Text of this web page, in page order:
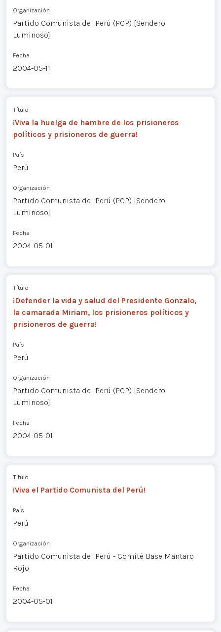
Organización
Partido Comunista del Perú (PCP) [Sendero
Luminoso]
Fecha
2004-05-11
Título
¡Viva la huelga de hambre de los prisioneros
políticos y prisioneros de guerra!
País
Perú
Organización
Partido Comunista del Perú (PCP) [Sendero
Luminoso]
Fecha
2004-05-01
Título
¡Defender la vida y salud del Presidente Gonzalo,
la camarada Miriam, los prisioneros políticos y
prisioneros de guerra!
País
Perú
Organización
Partido Comunista del Perú (PCP) [Sendero
Luminoso]
Fecha
2004-05-01
Título
¡Viva el Partido Comunista del Perú!
País
Perú
Organización
Partido Comunista del Perú - Comité Base Mantaro
Rojo
Fecha
2004-05-01